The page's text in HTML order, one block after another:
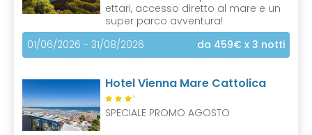
ettari, accesso diretto al mare e un
super parco avventura!
01/06/2026 - 31/08/2026
da 459€ x 3 notti
Hotel Vienna Mare Cattolica
S
SPECIALE PROMO AGOSTO